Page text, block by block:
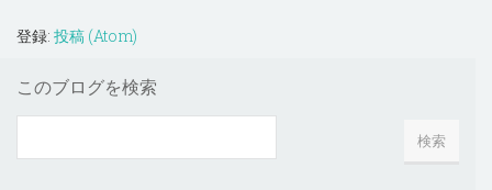
登録: 投稿 (Atom)
このブログを検索